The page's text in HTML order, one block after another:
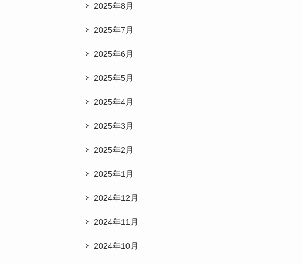
2025年8月
2025年7月
2025年6月
2025年5月
2025年4月
2025年3月
2025年2月
2025年1月
2024年12月
2024年11月
2024年10月